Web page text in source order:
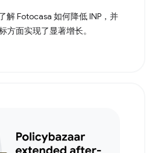
解 Fotocasa 如何降低 INP，并
方面实现了显著增长。